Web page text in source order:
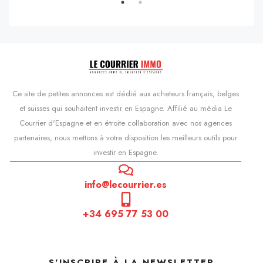
Ce site de petites annonces est dédié aux acheteurs français, belges
et suisses qui souhaitent investir en Espagne. Affilié au média Le
Courrier d'Espagne et en étroite collaboration avec nos agences
partenaires, nous mettons à votre disposition les meilleurs outils pour
investir en Espagne.
info@lecourrier.es
+34 695 77 53 00